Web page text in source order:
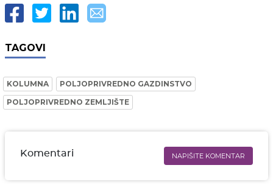
TAGOVI
KOLUMNA
POLJOPRIVREDNO GAZDINSTVO
POLJOPRIVREDNO ZEMLJIŠTE
Komentari NAPIŠITE KOMENTAR